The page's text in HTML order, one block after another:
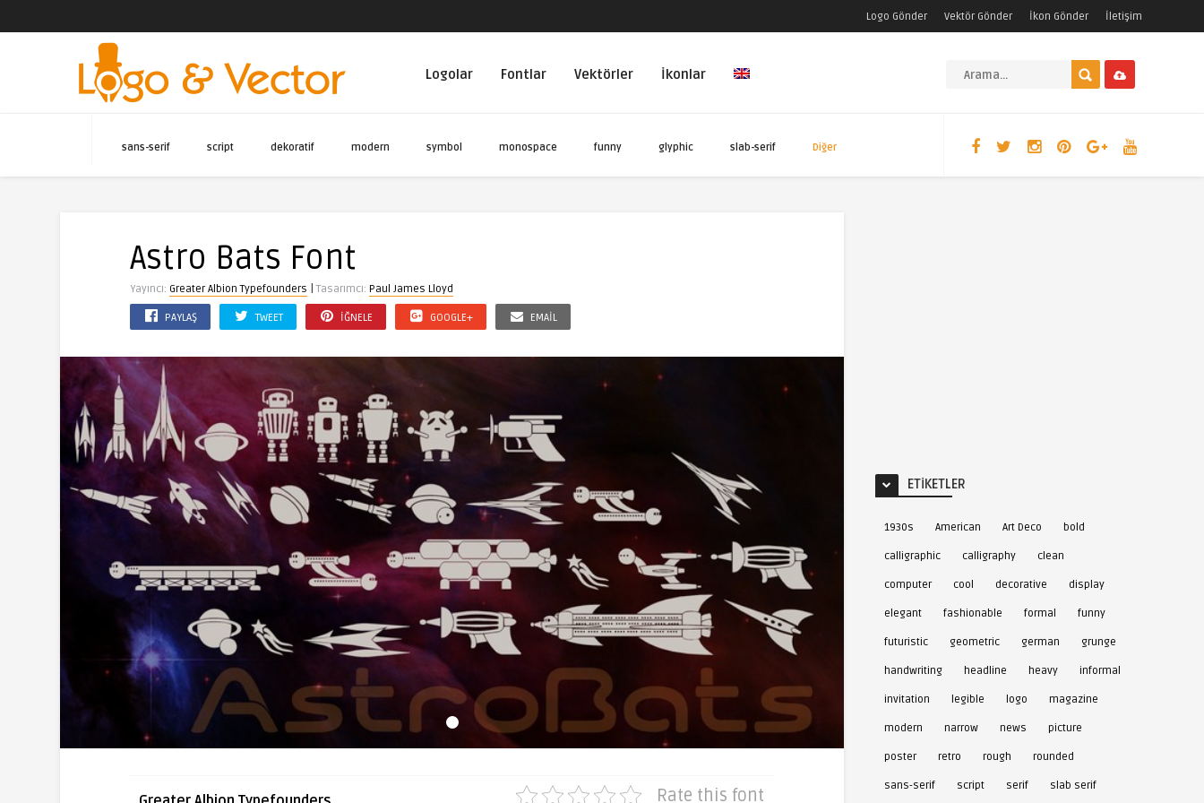
Logo Gönder Vektör Gönder İkon Gönder İletişim
Logolar Fontlar Vektörler İkonlar
sans-serif script dekoratif modern symbol monospace funny glyphic slab-serif Diğer
Astro Bats Font
Yayıncı: Greater Albion Typefounders |Tasarımcı: Paul James Lloyd
PAYLAŞ TWEET İĞNELE GOOGLE+ EMAIL
Rate this font
ETIKETLER
1930s American Art Deco bold
calligraphic calligraphy clean
computer cool decorative display
elegant fashionable formal funny
futuristic geometric german grunge
handwriting headline heavy informal
invitation legible logo magazine
modern narrow news picture
poster retro rough rounded
sans-serif script serif slab serif